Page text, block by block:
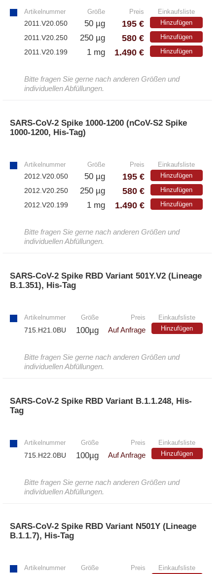
Artikelnummer Größe Preis Einkaufsliste
2011.V20.050 50 µg 195 € Hinzufügen
2011.V20.250 250 µg 580 € Hinzufügen
2011.V20.199 1 mg 1.490 € Hinzufügen
Bitte fragen Sie gerne nach anderen Größen und
individuellen Abfüllungen.
SARS-CoV-2 Spike 1000-1200 (nCoV-S2 Spike
1000-1200, His-Tag)
Artikelnummer Größe Preis Einkaufsliste
2012.V20.050 50 µg 195 € Hinzufügen
2012.V20.250 250 µg 580 € Hinzufügen
2012.V20.199 1 mg 1.490 € Hinzufügen
Bitte fragen Sie gerne nach anderen Größen und
individuellen Abfüllungen.
SARS-CoV-2 Spike RBD Variant 501Y.V2 (Lineage
B.1.351), His-Tag
Artikelnummer Größe Preis Einkaufsliste
715.H21.0BU 100µg Auf Anfrage Hinzufügen
Bitte fragen Sie gerne nach anderen Größen und
individuellen Abfüllungen.
SARS-CoV-2 Spike RBD Variant B.1.1.248, His-
Tag
Artikelnummer Größe Preis Einkaufsliste
715.H22.0BU 100µg Auf Anfrage Hinzufügen
Bitte fragen Sie gerne nach anderen Größen und
individuellen Abfüllungen.
SARS-CoV-2 Spike RBD Variant N501Y (Lineage
B.1.1.7), His-Tag
Artikelnummer Größe Preis Einkaufsliste